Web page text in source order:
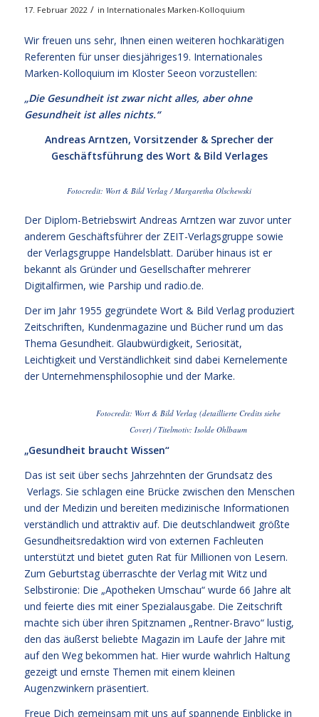
17. Februar 2022 / in Internationales Marken-Kolloquium
Wir freuen uns sehr, Ihnen einen weiteren hochkarätigen
Referenten für unser diesjähriges19. Internationales
Marken-Kolloquium im Kloster Seeon vorzustellen:
„Die Gesundheit ist zwar nicht alles, aber ohne
Gesundheit ist alles nichts.“
Andreas Arntzen, Vorsitzender & Sprecher der
Geschäftsführung des Wort & Bild Verlages
Fotocredit: Wort & Bild Verlag / Margaretha Olschewski
Der Diplom-Betriebswirt Andreas Arntzen war zuvor unter
anderem Geschäftsführer der ZEIT-Verlagsgruppe sowie
der Verlagsgruppe Handelsblatt. Darüber hinaus ist er
bekannt als Gründer und Gesellschafter mehrerer
Digitalfirmen, wie Parship und radio.de.
Der im Jahr 1955 gegründete Wort & Bild Verlag produziert
Zeitschriften, Kundenmagazine und Bücher rund um das
Thema Gesundheit. Glaubwürdigkeit, Seriosität,
Leichtigkeit und Verständlichkeit sind dabei Kernelemente
der Unternehmensphilosophie und der Marke.
Fotocredit: Wort & Bild Verlag (detaillierte Credits siehe
Cover) / Titelmotiv: Isolde Ohlbaum
„Gesundheit braucht Wissen“
Das ist seit über sechs Jahrzehnten der Grundsatz des
Verlags. Sie schlagen eine Brücke zwischen den Menschen
und der Medizin und bereiten medizinische Informationen
verständlich und attraktiv auf. Die deutschlandweit größte
Gesundheitsredaktion wird von externen Fachleuten
unterstützt und bietet guten Rat für Millionen von Lesern.
Zum Geburtstag überraschte der Verlag mit Witz und
Selbstironie: Die „Apotheken Umschau“ wurde 66 Jahre alt
und feierte dies mit einer Spezialausgabe. Die Zeitschrift
machte sich über ihren Spitznamen „Rentner-Bravo“ lustig,
den das äußerst beliebte Magazin im Laufe der Jahre mit
auf den Weg bekommen hat. Hier wurde wahrlich Haltung
gezeigt und ernste Themen mit einem kleinen
Augenzwinkern präsentiert.
Freue Dich gemeinsam mit uns auf spannende Einblicke in